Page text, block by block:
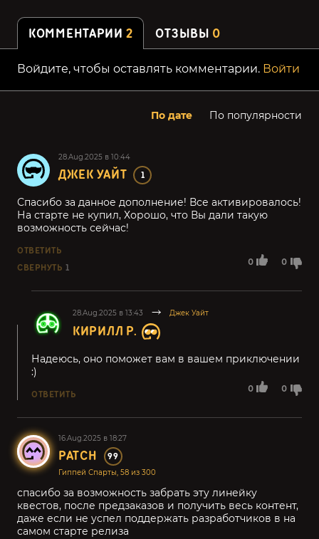
КОММЕНТАРИИ 2 ОТЗЫВЫ 0
Войдите, чтобы оставлять комментарии. Войти
По дате По популярности
28.Aug.2025 в 10:44
ДЖЕК УАЙТ 1
0 0
Спасибо за данное дополнение! Все активировалось!
На старте не купил, Хорошо, что Вы дали такую
возможность сейчас!
ОТВЕТИТЬ
СВЕРНУТЬ 1
28.Aug.2025 в 13:43 Джек Уайт
КИРИЛЛ Р.
0 0
Надеюсь, оно поможет вам в вашем приключении
:)
ОТВЕТИТЬ
16.Aug.2025 в 18:27
PATCH 99
Гиппей Спарты, 58 из 300
спасибо за возможность забрать эту линейку
квестов, после предзаказов и получить весь контент,
даже если не успел поддержать разработчиков в на
самом старте релиза